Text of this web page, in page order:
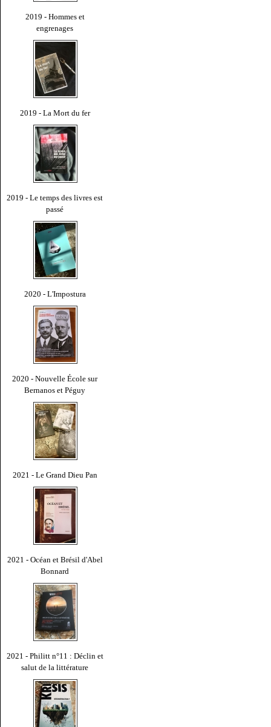
2019 - Hommes et
engrenages
2019 - La Mort du fer
2019 - Le temps des livres est
passé
2020 - L'Impostura
2020 - Nouvelle École sur
Bernanos et Péguy
2021 - Le Grand Dieu Pan
2021 - Océan et Brésil d'Abel
Bonnard
2021 - Philitt n°11 : Déclin et
salut de la littérature